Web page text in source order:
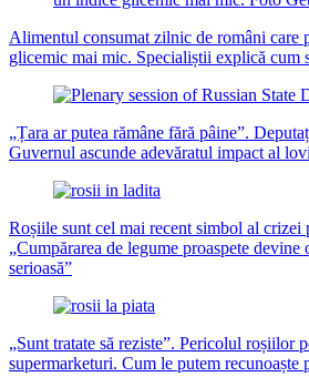
Alimentul consumat zilnic de români care
glicemic mai mic. Specialiștii explică cum
„Țara ar putea rămâne fără pâine”.
Guvernul ascunde adevăratul impact al
Roșiile sunt cel mai recent simbol al
„Cumpărarea de legume proaspete devine
serioasă”
„Sunt tratate să reziste”. Pericolul roșiilor
supermarketuri. Cum le putem recunoaște